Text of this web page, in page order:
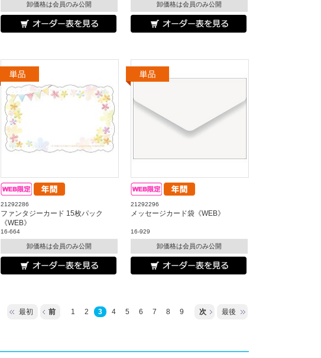
卸価格は会員のみ公開 卸価格は会員のみ公開
21292286
ファンタジーカード 15枚パック
《WEB》
16-664
卸価格は会員のみ公開
21292296
メッセージカード袋《WEB》
16-929
卸価格は会員のみ公開
最初 前 1 2 3 4 5 6 7 8 9 次 最後